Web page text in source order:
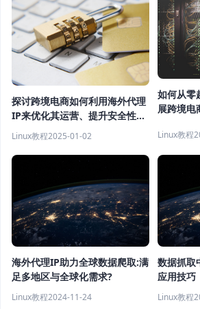
探讨跨境电商如何利用海外代理
IP来优化其运营、提升安全性以
及获取市场洞察?
Linux教程2025-01-02
如何从零
展跨境电
Linux教程
海外代理IP助力全球数据爬取:满
足多地区与全球化需求?
Linux教程2024-11-24
数据抓取
应用技巧
Linux教程